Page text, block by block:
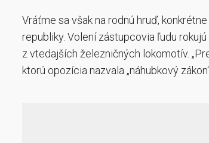
Vráťme sa však na rodnú hruď,
republiky. Volení zástupcovia ľudu
z vtedajších železničných lokomotív.
ktorú opozícia nazvala „náhubkový